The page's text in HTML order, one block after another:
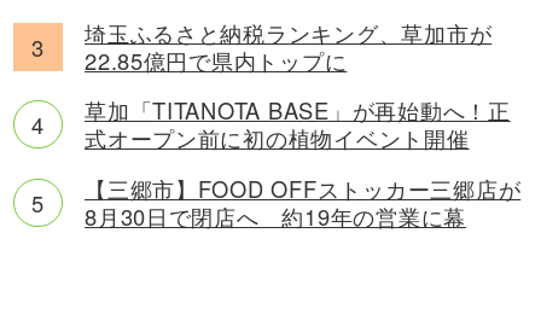
埼玉ふるさと納税ランキング、草加市が
22.85億円で県内トップに
草加「TITANOTA BASE」が再始動へ！正
式オープン前に初の植物イベント開催
【三郷市】FOOD OFFストッカー三郷店が
8月30日で閉店へ 約19年の営業に幕